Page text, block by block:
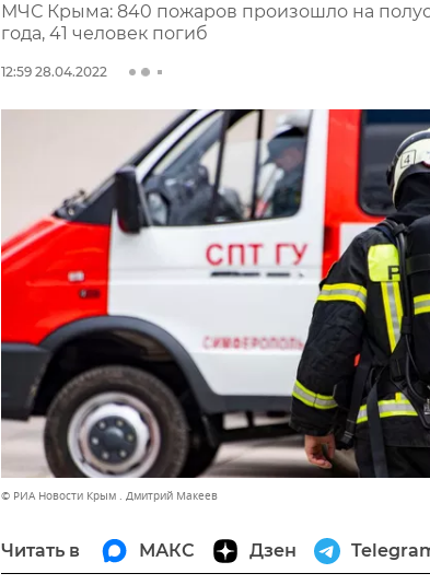
МЧС Крыма: 840 пожаров произошло на
года, 41 человек погиб
12:59 28.04.2022
© РИА Новости Крым . Дмитрий Макеев
Читать в МАКС Дзен